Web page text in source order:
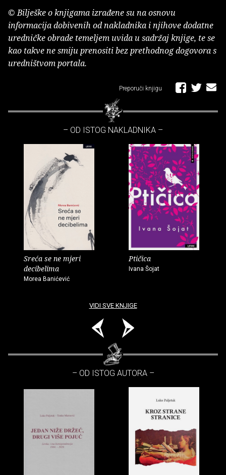
© Bilješke o knjigama izrađene su na osnovu
informacija dobivenih od nakladnika i njihove dodatne
uredničke obrade temeljem uvida u sadržaj knjige, te se
kao takve ne smiju prenositi bez prethodnog dogovora s
uredništvom portala.
Preporuči knjigu
– OD ISTOG NAKLADNIKA –
Sreća se ne mjeri
decibelima
Morea Banićević
Ptičica
Ivana Šojat
VIDI SVE KNJIGE
– OD ISTOG AUTORA –